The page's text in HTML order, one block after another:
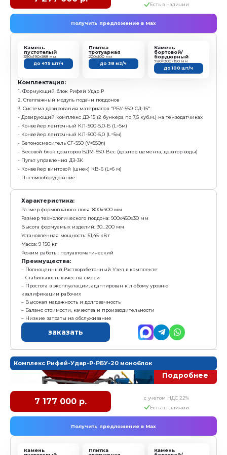
Камень
390х190х188 мм
до 475 шт/ч
Плитка
200х100 мм
до 38 м2/ч
Комплектация:
2. Модуль бесстеллажного формования "Б.Пд"
3. Мобильный РБУ-20 моноблок:
- Смеситель БП-2Г-375
- Несущая рама
- Дозатор заполнителя ДЗ-24 ( 2 бункера по 12м3
2/6м3)
- Конвейер ленточный наклонный на
- Дозатор цемента ДЦ - 150 (до 150кг)
- Дозатор воды проточный ДП-400
- Насос для подачи воды
- Пульт с системой автоматического управления
(режим работы «одна кнопка»)
- Конвейер винтовой (шнек) КВ-3 (L=3м)
- Пневмооборудование, Компрессор
Характеристика:
Размер формовочного поля: 800х400 мм
Размер технологического поддона: 900х450х30 мм
Высота формуемых изделий: 30...200 мм
Установленная мощность: 45,7 кВт
Масса: 9 630кг
Режим работы: автоматический/
Преимущества:
Полноценный Растворабетонный Узел в
Одно рабочее место оператора
Компактные габариты РБУ и минимальные
Низкие затраты на организацию производства
Стабильное качество смеси
Снижение человеческих ошибок